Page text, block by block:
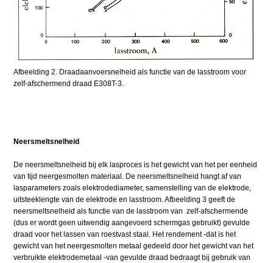
Afbeelding 2. Draadaanvoersnelheid als functie van de lasstroom voor
zelf-afschermend draad E308T-3.
Neersmeltsnelheid
De neersmeltsnelheid bij elk lasproces is het gewicht van het per eenheid
van tijd neergesmolten materiaal. De neersmeltsnelheid hangt af van
lasparameters zoals elektrodediameter, samenstelling van de elektrode,
uitsteeklengte van de elektrode en lasstroom. Afbeelding 3 geeft de
neersmeltsnelheid als functie van de lasstroom van zelf-afschermende
(dus er wordt geen uitwendig aangevoerd schermgas gebruikt) gevulde
draad voor het lassen van roestvast staal. Het rendement -dat is het
gewicht van het neergesmolten metaal gedeeld door het gewicht van het
verbruikte elektrodemetaal -van gevulde draad bedraagt bij gebruik van